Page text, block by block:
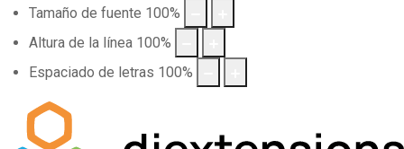
Tamaño de fuente 100%
Altura de la línea 100%
Espaciado de letras 100%